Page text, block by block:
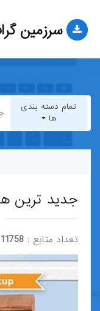
سرزمین
تمام دسته بندی
ها
تمام دسته بندی ها
قالب-وردپرس
قالب-HTML
قالب-جوملا
قالب-پرستاشاپ
جدید ترین
تعداد منابع : 11758